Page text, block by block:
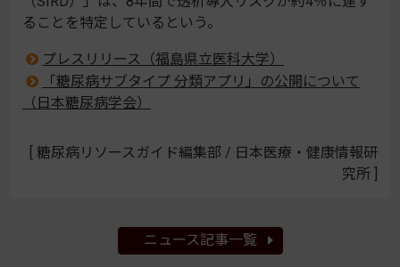
ることを特定しているという。
プレスリリース（福島県立医科大学）
「糖尿病サブタイプ 分類アプリ」の公開について
（日本糖尿病学会）
[ 糖尿病リソースガイド編集部 / 日本医療・健康情報研
究所 ]
ニュース記事一覧